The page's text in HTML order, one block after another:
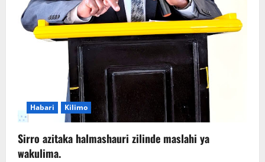
Habari Kilimo
Sirro azitaka halmashauri zilinde maslahi ya
wakulima.